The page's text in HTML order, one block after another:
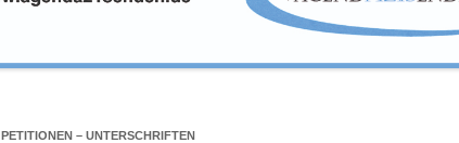
PETITIONEN – UNTERSCHRIFTEN